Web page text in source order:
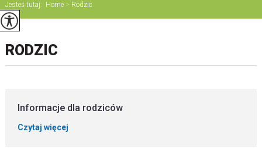
Jesteś tutaj: Home > Rodzic
RODZIC
Informacje dla rodziców
Czytaj więcej